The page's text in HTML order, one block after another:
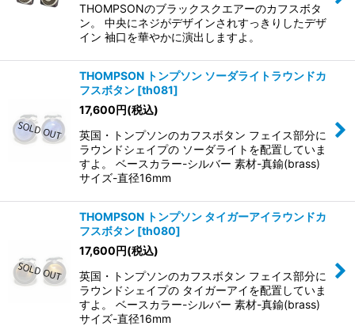
THOMPSONのブラックスクエアーのカフスボタ
ン。 中央にネジがデザインされすっきりしたデザ
イン 袖口を華やかに演出しますよ。
THOMPSON トンプソン ソーダライトラウンドカ
フスボタン [th081]
17,600円(税込)
英国・トンプソンのカフスボタン フェイス部分に
ラウンドシェイプの ソーダライトを配置していま
すよ。 ベースカラー-シルバー 素材-真鍮(brass)
サイズ-直径16mm
THOMPSON トンプソン タイガーアイラウンドカ
フスボタン [th080]
17,600円(税込)
英国・トンプソンのカフスボタン フェイス部分に
ラウンドシェイプの タイガーアイを配置していま
すよ。 ベースカラー-シルバー 素材-真鍮(brass)
サイズ-直径16mm